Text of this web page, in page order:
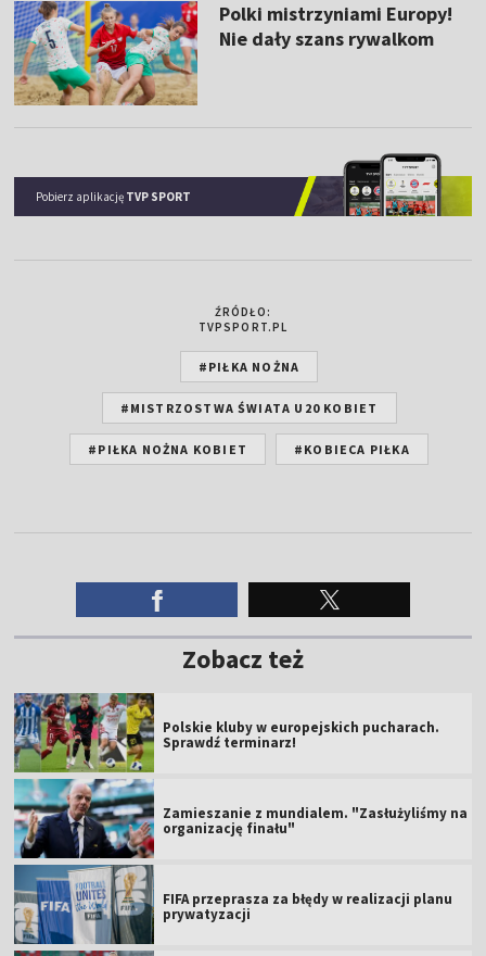
Polki mistrzyniami Europy!
Nie dały szans rywalkom
Pobierz aplikację TVP SPORT
ŹRÓDŁO:
TVPSPORT.PL
#PIŁKA NOŻNA
#MISTRZOSTWA ŚWIATA U20 KOBIET
#PIŁKA NOŻNA KOBIET #KOBIECA PIŁKA
Zobacz też
Polskie kluby w europejskich pucharach.
Sprawdź terminarz!
Zamieszanie z mundialem. "Zasłużyliśmy na
organizację finału"
FIFA przeprasza za błędy w realizacji planu
prywatyzacji